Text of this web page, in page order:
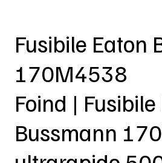
Fusibile Eaton
170M4538
Foind |
Bussmann